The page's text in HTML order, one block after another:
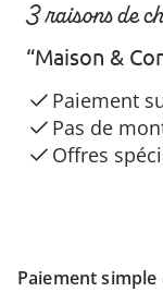
Paiement simple
3 raisons de
“Maison &
Paiement
Pas de
Offres